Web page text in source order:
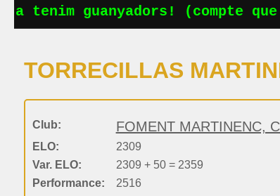
tenim guanyadors! (compte
TORRECILLAS
Club: FOMENT MARTINENC,
ELO:
2309
Var. ELO:
2309 + 50 = 2359
Performance:
2516